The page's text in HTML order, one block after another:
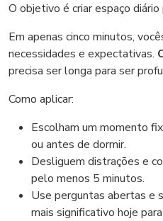
O objetivo é criar espaço
Em apenas cinco minutos,
necessidades e expectativas.
precisa ser longa para ser
Como aplicar:
Escolham um momento
ou antes de dormir.
Desliguem distrações e
pelo menos 5 minutos.
Use perguntas abertas e
mais significativo hoje